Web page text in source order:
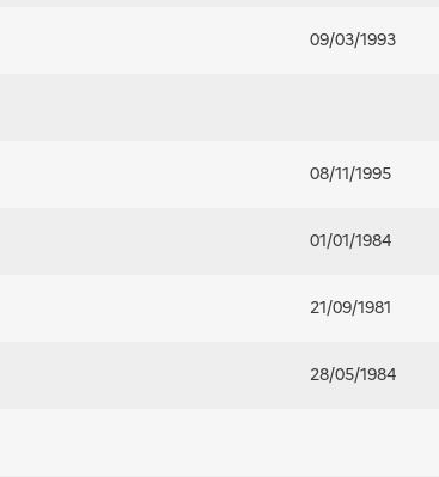
09/03/1993
08/11/1995
01/01/1984
21/09/1981
28/05/1984